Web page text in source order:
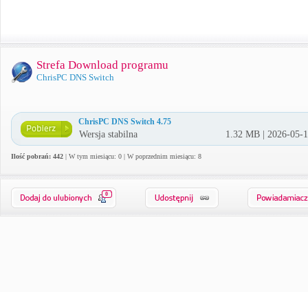
Strefa Download programu
ChrisPC DNS Switch
ChrisPC DNS Switch 4.75
Wersja stabilna 1.32 MB | 2026-05-
Ilość pobrań: 442 | W tym miesiącu: 0 | W poprzednim miesiącu: 8
0